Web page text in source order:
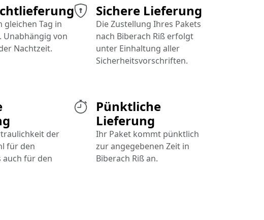
Pünktliche
Lieferung
Ihr Paket kommt pünktlich
zur angegebenen Zeit in
Biberach Riß an.
Sichere Lieferung
Die Zustellung Ihres Pakets
nach Biberach Riß erfolgt
unter Einhaltung aller
Sicherheitsvorschriften.
der
für den
auch für den
gleichen Tag in
Unabhängig von
Nachtzeit.